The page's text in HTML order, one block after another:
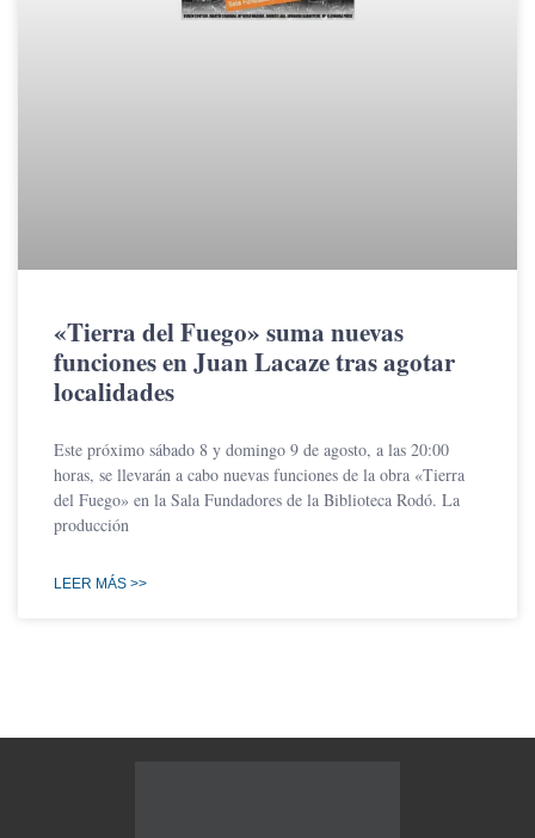
«Tierra del Fuego» suma nuevas
funciones en Juan Lacaze tras agotar
localidades
Este próximo sábado 8 y domingo 9 de agosto, a las 20:00
horas, se llevarán a cabo nuevas funciones de la obra «Tierra
del Fuego» en la Sala Fundadores de la Biblioteca Rodó. La
producción
LEER MÁS >>